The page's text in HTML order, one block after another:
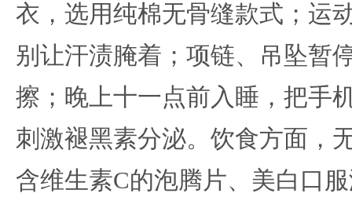
衣，选用纯棉无骨缝款式；运
别让汗渍腌着；项链、吊坠暂
擦；晚上十一点前入睡，把手
刺激褪黑素分泌。饮食方面，
含维生素C的泡腾片、美白口